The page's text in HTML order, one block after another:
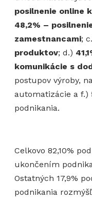
posilnenie online
48,2% –
zamestnancami;
produktov; d.)
komunikácie s
postupov výroby,
automatizácie a f.)
podnikania.
Celkovo 82,10%
ukončením
Ostatných 17,9%
podnikania